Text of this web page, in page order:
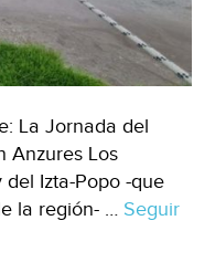
La Jornada del
Anzures Los
Izta-Popo -que
la región- … Seguir